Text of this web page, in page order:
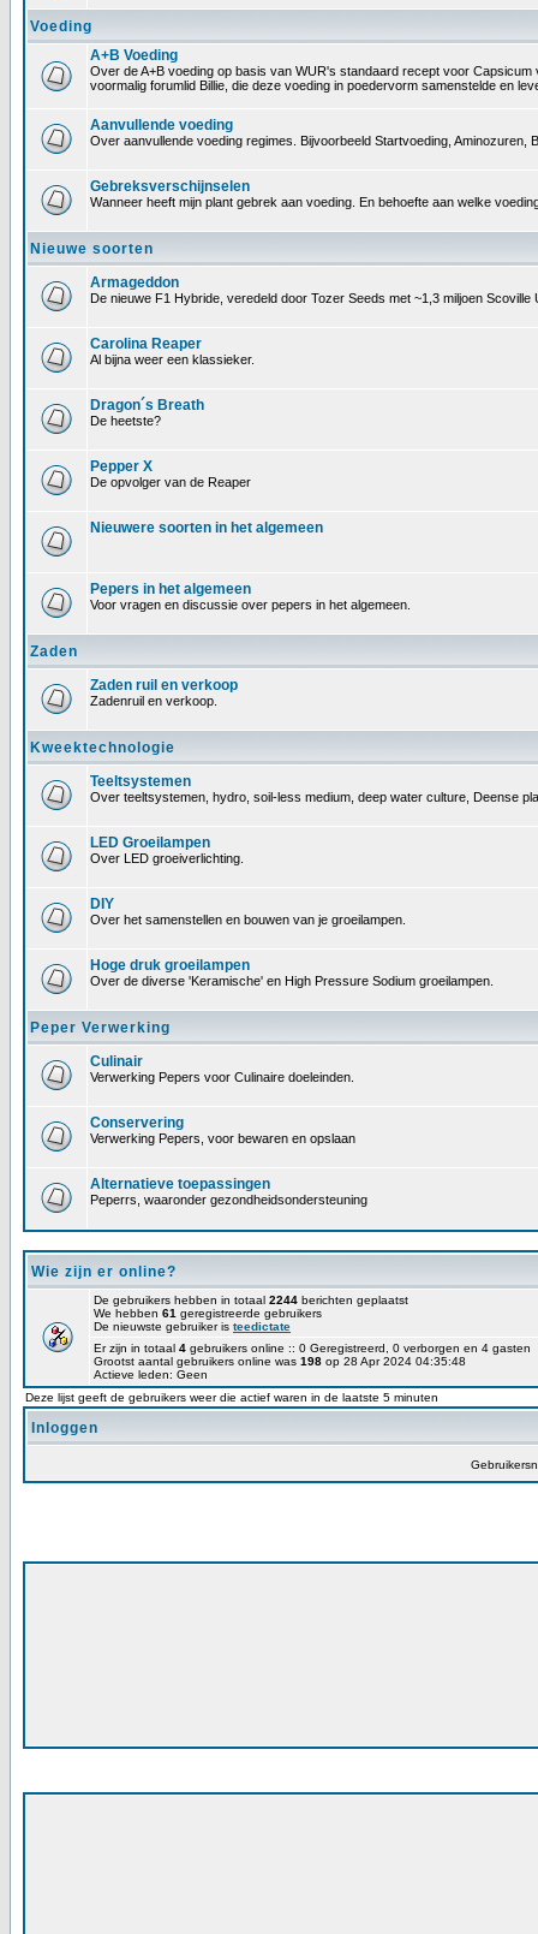
Voeding
A+B Voeding
Over de A+B voeding op basis van WUR's standaard recept voor
voormalig forumlid Billie, die deze voeding in poedervorm samenstelde en
Aanvullende voeding
Over aanvullende voeding regimes. Bijvoorbeeld Startvoeding, Aminozuren,
Gebreksverschijnselen
Wanneer heeft mijn plant gebrek aan voeding. En behoefte aan welke
Nieuwe soorten
Armageddon
De nieuwe F1 Hybride, veredeld door Tozer Seeds met ~1,3 miljoen Scoville
Carolina Reaper
Al bijna weer een klassieker.
Dragon´s Breath
De heetste?
Pepper X
De opvolger van de Reaper
Nieuwere soorten in het algemeen
Pepers in het algemeen
Voor vragen en discussie over pepers in het algemeen.
Zaden
Zaden ruil en verkoop
Zadenruil en verkoop.
Kweektechnologie
Teeltsystemen
Over teeltsystemen, hydro, soil-less medium, deep water culture, Deense
LED Groeilampen
Over LED groeiverlichting.
DIY
Over het samenstellen en bouwen van je groeilampen.
Hoge druk groeilampen
Over de diverse 'Keramische' en High Pressure Sodium groeilampen.
Peper Verwerking
Culinair
Verwerking Pepers voor Culinaire doeleinden.
Conservering
Verwerking Pepers, voor bewaren en opslaan
Alternatieve toepassingen
Peperrs, waaronder gezondheidsondersteuning
Wie zijn er online?
De gebruikers hebben in totaal 2244 berichten geplaatst
We hebben 61 geregistreerde gebruikers
De nieuwste gebruiker is teedictate
Er zijn in totaal 4 gebruikers online :: 0 Geregistreerd, 0 verborgen en 4
Grootst aantal gebruikers online was 198 op 28 Apr 2024 04:35:48
Actieve leden: Geen
Deze lijst geeft de gebruikers weer die actief waren in de laatste 5 minuten
Inloggen